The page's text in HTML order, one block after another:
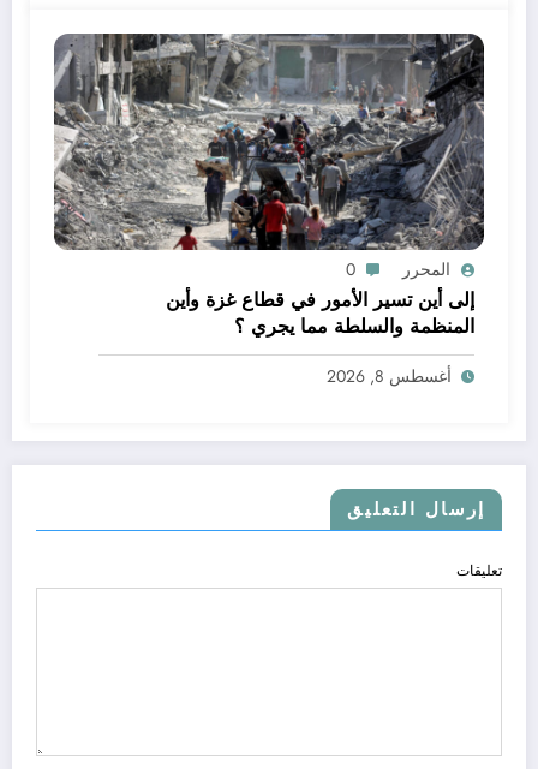
المحرر 0
إلى أين تسير الأمور في قطاع غزة وأين
المنظمة والسلطة مما يجري ؟
أغسطس 8, 2026
إرسال التعليق
تعليقات